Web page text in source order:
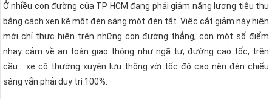
Ở nhiều con đường của TP HCM đang phải giảm năng lượng tiêu thụ
bằng cách xen kẽ một đèn sáng một đèn tắt. Việc cắt giảm này hiện
mới chỉ thực hiện trên những con đường thẳng, còn một số điểm
nhạy cảm về an toàn giao thông như ngã tư, đường cao tốc, trên
cầu… xe cộ thường xuyên lưu thông với tốc độ cao nên đèn chiếu
sáng vẫn phải duy trì 100%.